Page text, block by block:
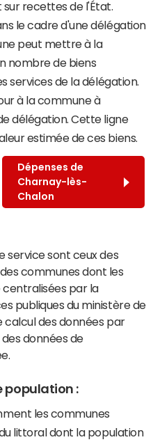
recettes de l'État.
le cadre d'une délégation
peut mettre à la
nombre de biens
services de la délégation.
à la commune à
délégation. Cette ligne
estimée de ces biens.
Dépenses de
Charnay-lès-
Chalon
service sont ceux des
communes dont les
par la
publiques du ministère de
calcul des données par
données de
population :
les communes
littoral dont la population